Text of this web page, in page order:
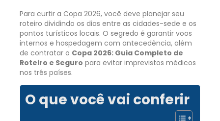
Para curtir a Copa 2026, você deve planejar seu
roteiro dividindo os dias entre as cidades-sede e os
pontos turísticos locais. O segredo é garantir voos
internos e hospedagem com antecedência, além
de contratar o Copa 2026: Guia Completo de
Roteiro e Seguro para evitar imprevistos médicos
nos três países.
O que você vai conferir